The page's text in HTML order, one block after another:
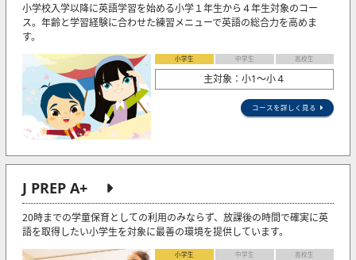
小学校入学以降に英語学習を始める小学１年生から４年生対象のコー
ス。年齢と学習経験に合わせた練習メニューで英語の総合力を高めま
す。
小学生 中学生 高校生
主対象：小1〜小４
コースを詳しく見る
J PREP A+
20時までの学童保育としての利用のみならず、放課後の時間で確実に英
語を取得したい小学生を対象に最善の環境を提供しています。
小学生 中学生 高校生